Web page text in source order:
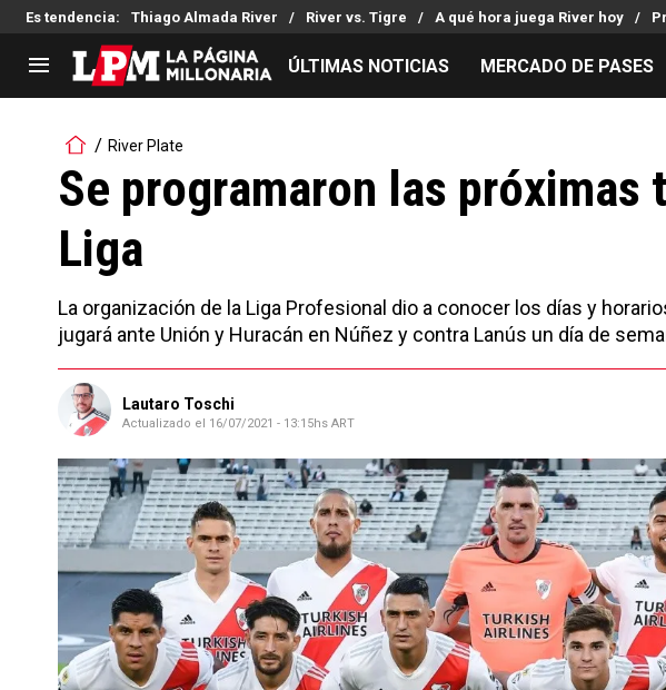
Es tendencia: Thiago Almada River River vs. Tigre A qué hora juega River hoy
LIGA PROFESIONAL
Noticias
Tabla de posiciones
Fixture
Reserva
Copa Sudamericana
Copa Argentina
Mercado de Pases
Análisis tácticos
ÚLTIMAS NOTICIAS MERCADO DE PASES
River Plate
Se programaron las próximas
Liga
La organización de la Liga Profesional dio a conocer los días y
jugará ante Unión y Huracán en Núñez y contra Lanús un día de
Lautaro Toschi
Actualizado el 16/07/2021 - 13:15hs ART